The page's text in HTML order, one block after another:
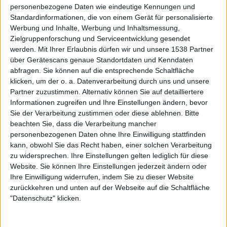
personenbezogene Daten wie eindeutige Kennungen und
Standardinformationen, die von einem Gerät für personalisierte
Werbung und Inhalte, Werbung und Inhaltsmessung,
Zielgruppenforschung und Serviceentwicklung gesendet
werden.
Mit Ihrer Erlaubnis dürfen wir und unsere 1538 Partner
über Gerätescans genaue Standortdaten und Kenndaten
abfragen. Sie können auf die entsprechende Schaltfläche
klicken, um der o. a. Datenverarbeitung durch uns und unsere
Partner zuzustimmen. Alternativ können Sie auf detailliertere
Informationen zugreifen und Ihre Einstellungen ändern, bevor
Sie der Verarbeitung zustimmen oder diese ablehnen.
Bitte
beachten Sie, dass die Verarbeitung mancher
personenbezogenen Daten ohne Ihre Einwilligung stattfinden
kann, obwohl Sie das Recht haben, einer solchen Verarbeitung
zu widersprechen. Ihre Einstellungen gelten lediglich für diese
Website. Sie können Ihre Einstellungen jederzeit ändern oder
Ihre Einwilligung widerrufen, indem Sie zu dieser Website
zurückkehren und unten auf der Webseite auf die Schaltfläche
"Datenschutz" klicken.
LONG DISTANCE CALLING (2019)
Damit gehören also auch LONG DISTANCE CALLING zu
den gestandenen „Theater-Rock-Bands“. Auf ihrer
kleinen, aber feinen „Stummfilm“-Tour 2019 – die mit
ausverkauften Shows zu Recht großen Anklang fand –
machte man auch in der Kulturkirche in Hamburg Station.
Und glücklicherweise wurde eben dieser Auftritt in Bild
und Ton festgehalten: „Stummfilm – Live From Hamburg
/ A Seats & Sounds Show“ ist das Ergebnis. So beginnt die
wunderbar zusammengestellte Setlist dieses Auftritts mit
dem toughen „Into The Black Wide Open“ und einem
startenden Flugzeug auf der Videoleinwand. Knapp zwei